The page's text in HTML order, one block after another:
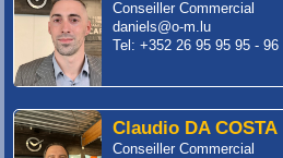
Conseiller Commercial
daniels@o-m.lu
Tel: +352 26 95 95 95 - 96
Claudio DA COSTA
Conseiller Commercial